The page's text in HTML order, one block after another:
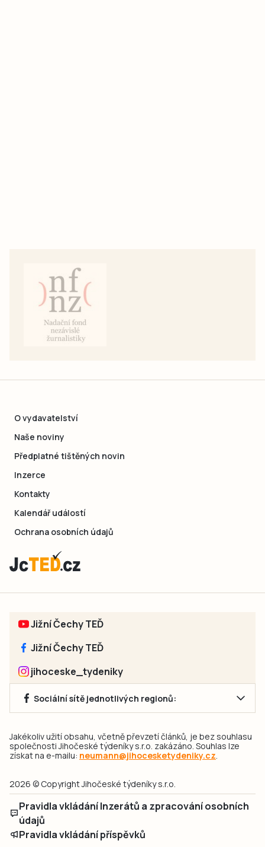
O vydavatelství
Naše noviny
Předplatné tištěných novin
Inzerce
Kontakty
Kalendář událostí
Ochrana osobních údajů
Jižní Čechy TEĎ
Jižní Čechy TEĎ
jihoceske_tydeniky
Sociální sítě jednotlivých regionů:
Jakékoliv užití obsahu, včetně převzetí článků, je bez souhlasu
společnosti Jihočeské týdeníky s.r.o. zakázáno. Souhlas lze
získat na e-mailu: neumann@jihocesketydeniky.cz.
2026 © Copyright Jihočeské týdeníky s.r.o.
Pravidla vkládání Inzerátů a zpracování osobních
údajů
Pravidla vkládání příspěvků